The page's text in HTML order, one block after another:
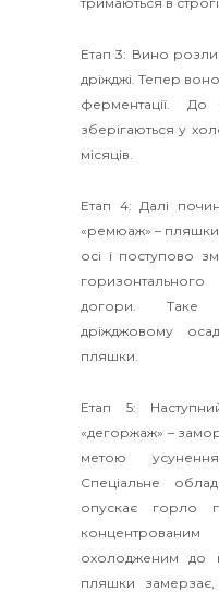
Етап 3: Вино
дріжджі. Тепер
ферментації.
зберігаються у
місяців.
Етап 4: Далі
«ремюаж» –
осі і поступово
догори. Таке
дріжджовому
пляшки.
Етап 5:
«дегоржаж» –
метою
Спеціальне
опускає горло
охолодженим до
пляшки